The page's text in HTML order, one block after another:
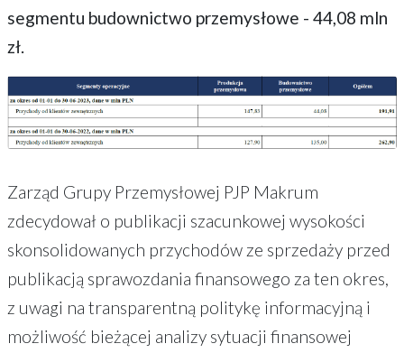
segmentu budownictwo przemysłowe - 44,08 mln
zł.
Zarząd Grupy Przemysłowej PJP Makrum
zdecydował o publikacji szacunkowej wysokości
skonsolidowanych przychodów ze sprzedaży przed
publikacją sprawozdania finansowego za ten okres,
z uwagi na transparentną politykę informacyjną i
możliwość bieżącej analizy sytuacji finansowej